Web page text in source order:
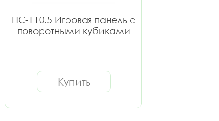
ПС-110.5 Игровая панель с
поворотными кубиками
Купить